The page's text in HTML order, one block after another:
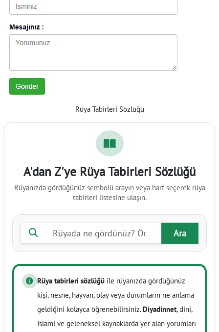
Rüya Tabirleri Sözlüğü
A'dan Z'ye Rüya Tabirleri Sözlüğü
Rüyanızda gördüğünüz sembolü arayın veya harf seçerek rüya
tabirleri listesine ulaşın.
Rüya tabiri ara
Ara
Rüya tabirleri sözlüğü ile rüyanızda gördüğünüz
kişi, nesne, hayvan, olay veya durumların ne anlama
geldiğini kolayca öğrenebilirsiniz. Diyadinnet, dini,
İslami ve geleneksel kaynaklarda yer alan yorumları